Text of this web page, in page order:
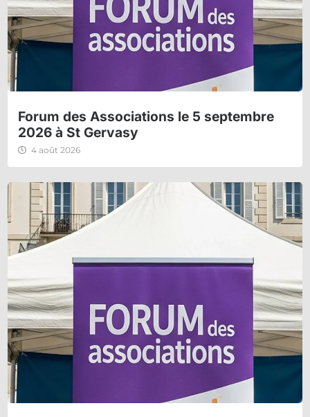
Forum des Associations le 5 septembre
2026 à St Gervasy
4 août 2026